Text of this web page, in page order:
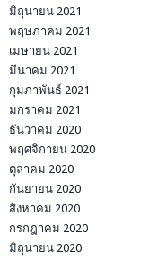
มิถุนายน 2021
พฤษภาคม 2021
เมษายน 2021
มีนาคม 2021
กุมภาพันธ์ 2021
มกราคม 2021
ธันวาคม 2020
พฤศจิกายน 2020
ตุลาคม 2020
กันยายน 2020
สิงหาคม 2020
กรกฎาคม 2020
มิถุนายน 2020